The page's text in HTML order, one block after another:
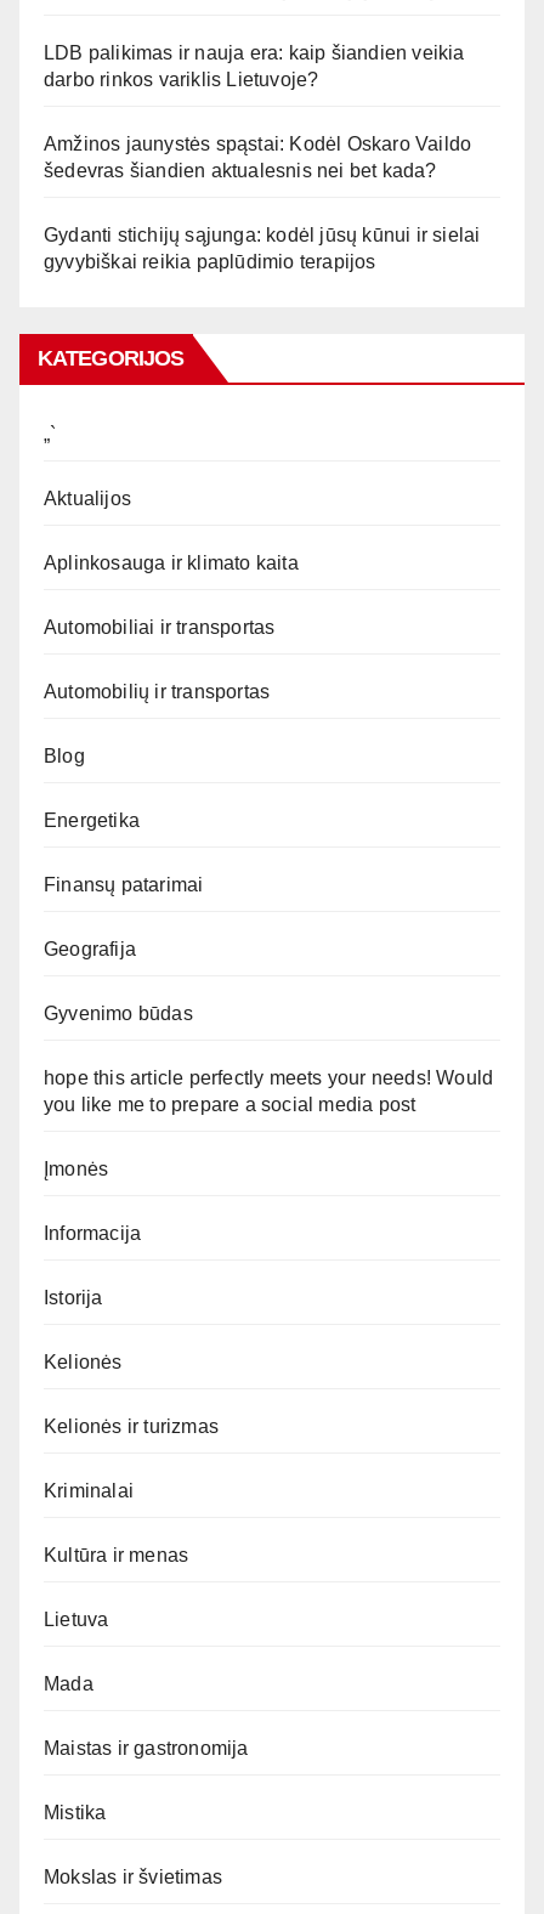
LDB palikimas ir nauja era: kaip šiandien veikia
darbo rinkos variklis Lietuvoje?
Amžinos jaunystės spąstai: Kodėl Oskaro Vaildo
šedevras šiandien aktualesnis nei bet kada?
Gydanti stichijų sąjunga: kodėl jūsų kūnui ir sielai
gyvybiškai reikia paplūdimio terapijos
KATEGORIJOS
„`
Aktualijos
Aplinkosauga ir klimato kaita
Automobiliai ir transportas
Automobilių ir transportas
Blog
Energetika
Finansų patarimai
Geografija
Gyvenimo būdas
hope this article perfectly meets your needs! Would
you like me to prepare a social media post
Įmonės
Informacija
Istorija
Kelionės
Kelionės ir turizmas
Kriminalai
Kultūra ir menas
Lietuva
Mada
Maistas ir gastronomija
Mistika
Mokslas ir švietimas